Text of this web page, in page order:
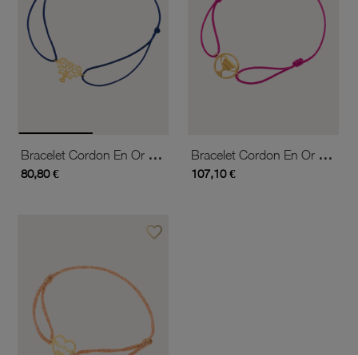
Bracelet Cordon En Or Jaune, Arbre De Vie
80,80 €
Bracelet Cordon En Or Jaune, Coupe
107,10 €
favorite_borderAjouter à vos favoris